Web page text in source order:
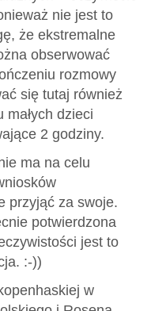
nie jest to
że ekstremalne
obserwować
rozmowy
się tutaj również
dzieci
2 godziny.
ma na celu
przyjąć za swoje.
potwierdzona
jest to
:-))
w